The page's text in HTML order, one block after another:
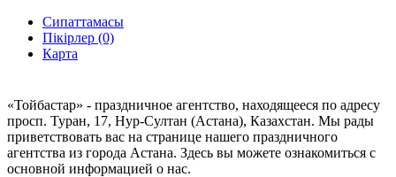
Сипаттамасы
Пікірлер (0)
Карта
«Тойбастар» - праздничное агентство, находящееся по адресу
просп. Туран, 17, Нур-Султан (Астана), Казахстан. Мы рады
приветствовать вас на странице нашего праздничного
агентства из города Астана. Здесь вы можете ознакомиться с
основной информацией о нас.